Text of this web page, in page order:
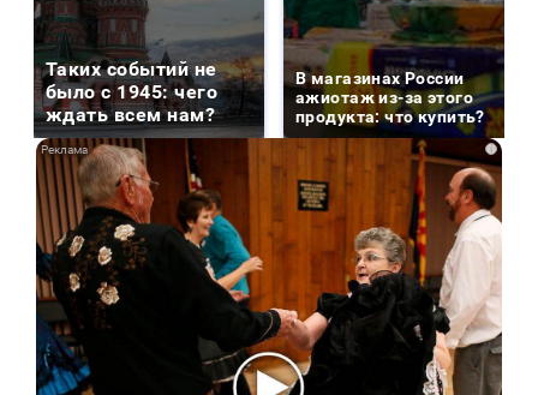
Таких событий не
было с 1945: чего
ждать всем нам?
В магазинах России
ажиотаж из-за этого
продукта: что купить?
i